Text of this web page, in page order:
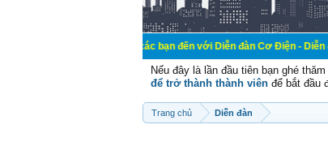
Chào mừng các bạn đến với Diễn đàn Cơ Điện - Diễn đàn Cơ
Nếu đây là lần đầu tiên bạn ghé
để trở thành thành viên để bắt đầu
Trang chủ Diễn đàn